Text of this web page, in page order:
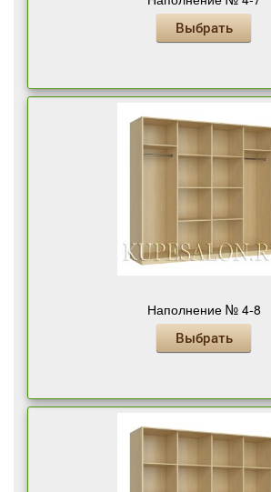
Выбрать
Наполнение № 4-8
Выбрать